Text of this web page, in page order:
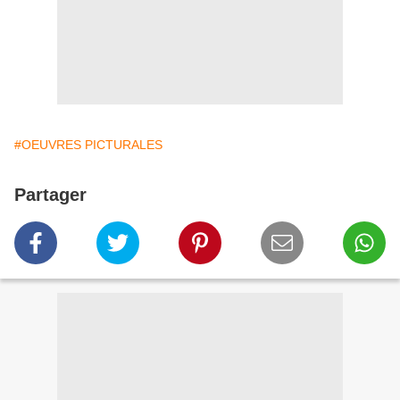
#OEUVRES PICTURALES
Partager